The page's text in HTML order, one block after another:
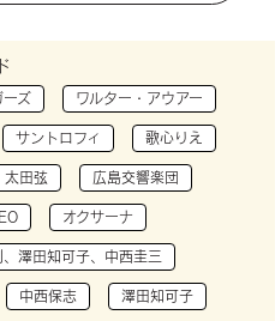
ズ ワルター・アウアー
サントロフィ 歌心りえ
太田弦 広島交響楽団
オクサーナ
澤田知可子、中西圭三
中西保志 澤田知可子